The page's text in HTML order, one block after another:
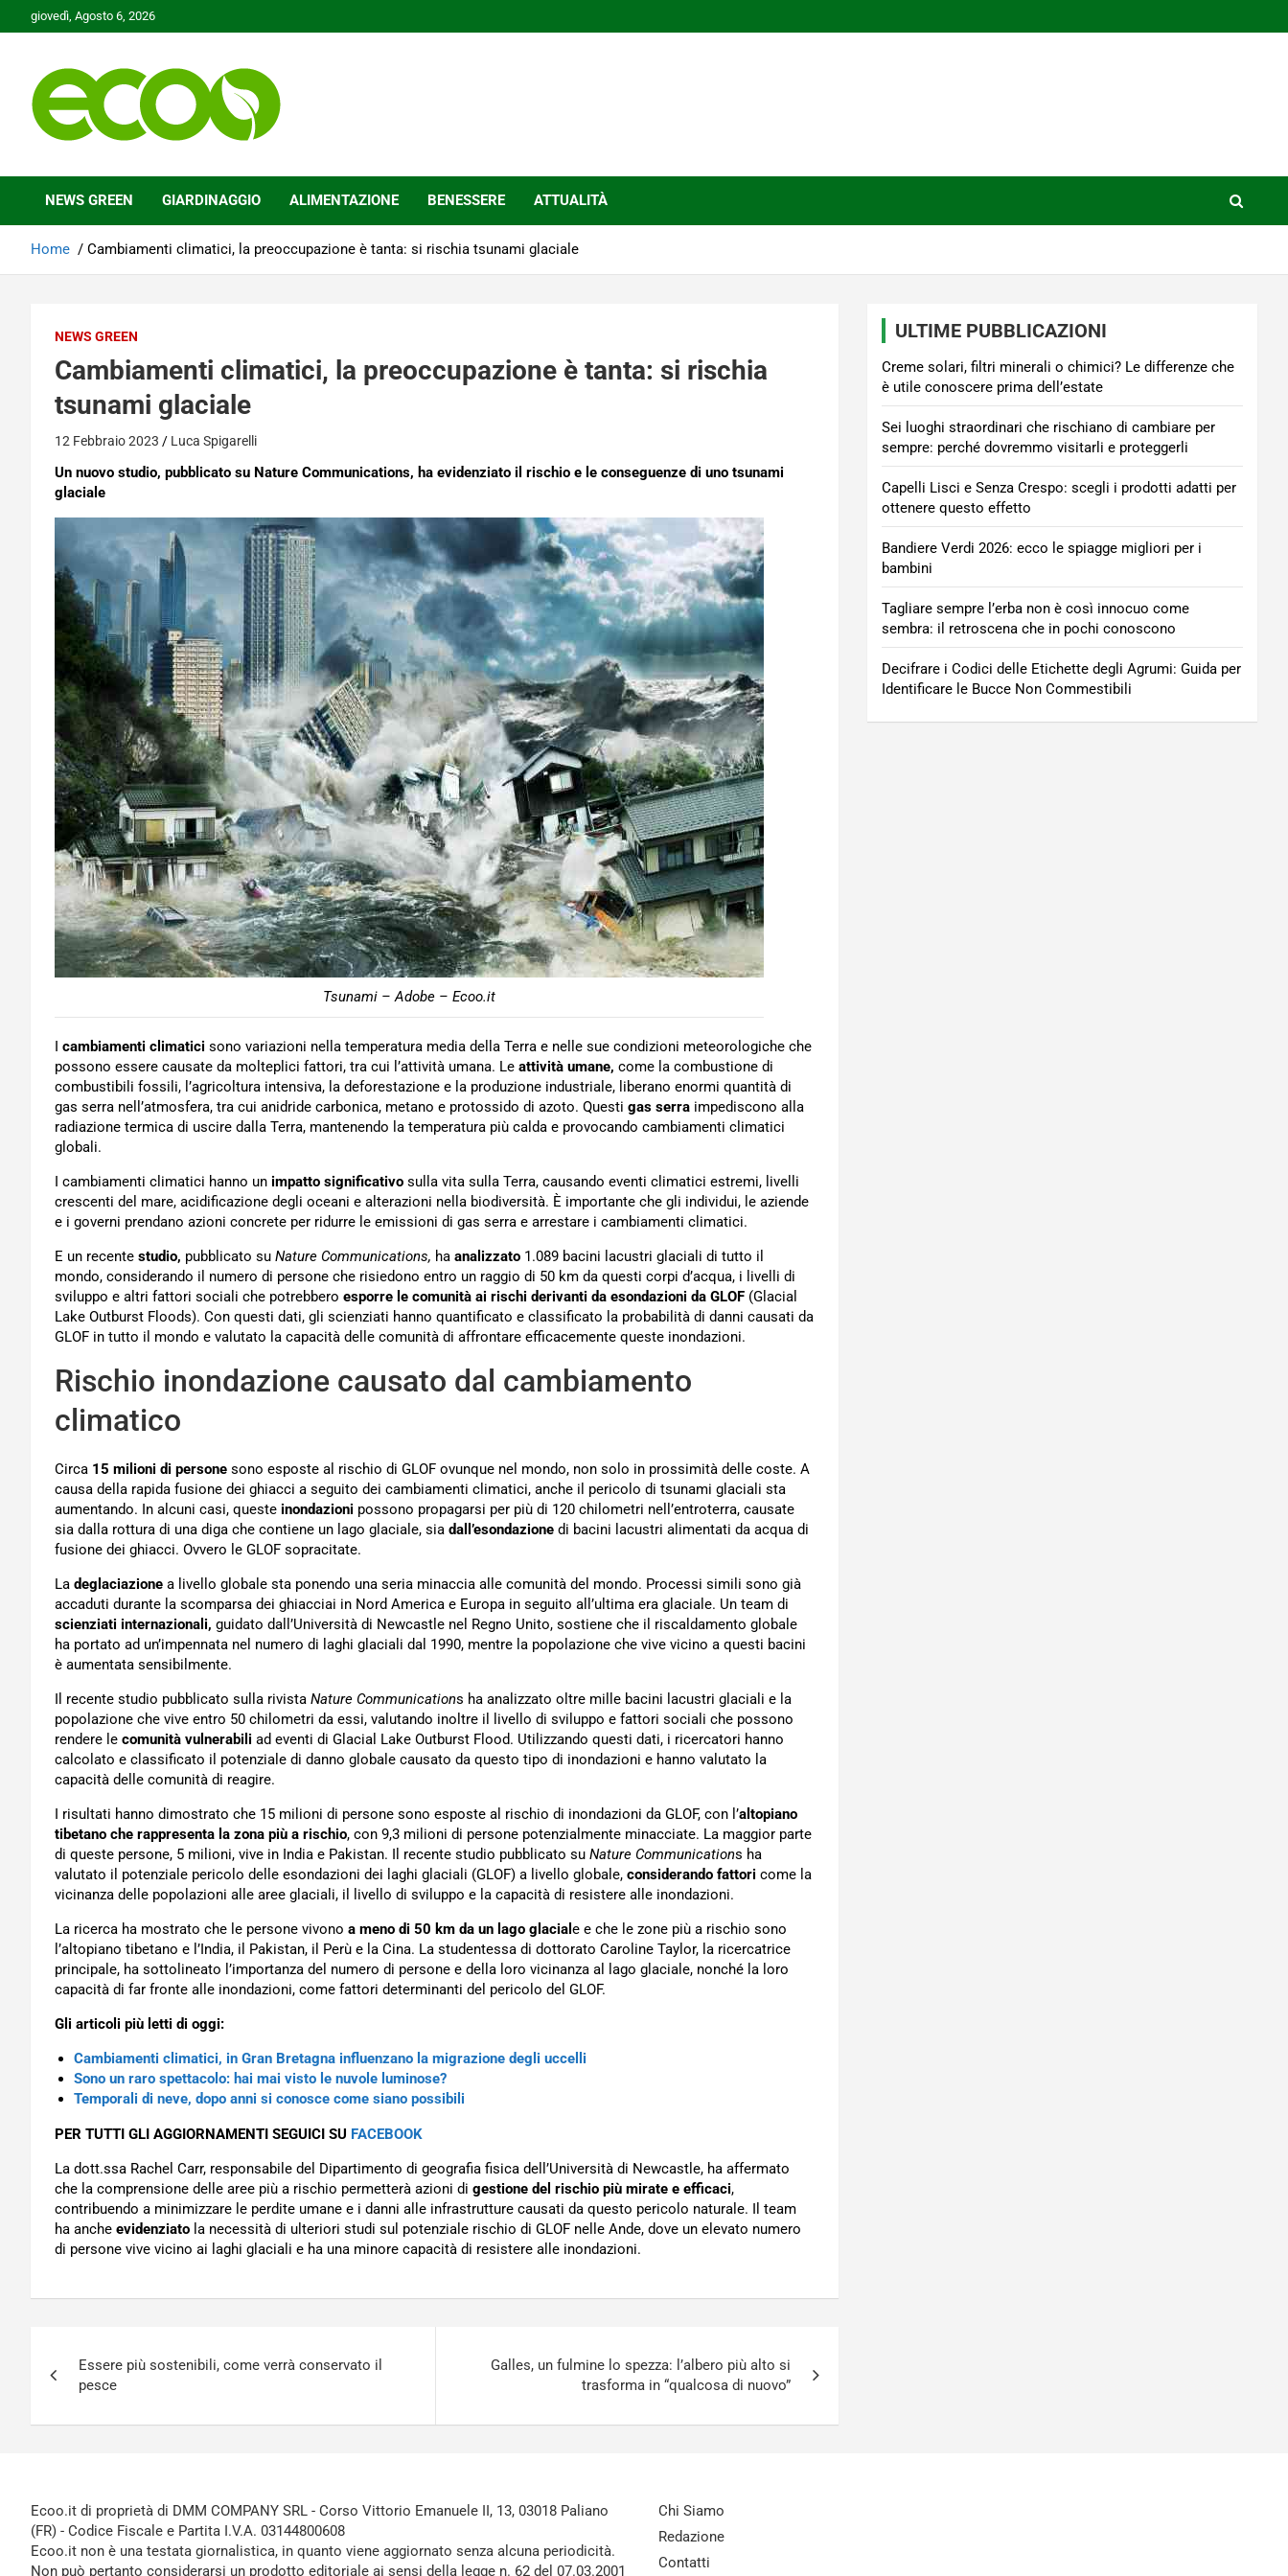
to
giovedì, Agosto 6, 2026
Ecoo.it
NEWS GREEN GIARDINAGGIO ALIMENTAZIONE BENESSERE ATTUALITÀ
Home Cambiamenti climatici, la preoccupazione è tanta: si rischia tsunami glaciale
NEWS GREEN
Cambiamenti climatici, la preoccupazione è tanta: si rischia
tsunami glaciale
12 Febbraio 2023 Luca Spigarelli
Un nuovo studio, pubblicato su Nature Communications, ha evidenziato il rischio e le conseguenze di uno tsunami
glaciale
Tsunami – Adobe – Ecoo.it
I cambiamenti climatici sono variazioni nella temperatura media della Terra e nelle sue condizioni meteorologiche che
possono essere causate da molteplici fattori, tra cui l’attività umana. Le attività umane, come la combustione di
combustibili fossili, l’agricoltura intensiva, la deforestazione e la produzione industriale, liberano enormi quantità di
gas serra nell’atmosfera, tra cui anidride carbonica, metano e protossido di azoto. Questi gas serra impediscono alla
radiazione termica di uscire dalla Terra, mantenendo la temperatura più calda e provocando cambiamenti climatici
globali.
I cambiamenti climatici hanno un impatto significativo sulla vita sulla Terra, causando eventi climatici estremi, livelli
crescenti del mare, acidificazione degli oceani e alterazioni nella biodiversità. È importante che gli individui, le aziende
e i governi prendano azioni concrete per ridurre le emissioni di gas serra e arrestare i cambiamenti climatici.
E un recente studio, pubblicato su Nature Communications, ha analizzato 1.089 bacini lacustri glaciali di tutto il
mondo, considerando il numero di persone che risiedono entro un raggio di 50 km da questi corpi d’acqua, i livelli di
sviluppo e altri fattori sociali che potrebbero esporre le comunità ai rischi derivanti da esondazioni da GLOF (Glacial
Lake Outburst Floods). Con questi dati, gli scienziati hanno quantificato e classificato la probabilità di danni causati da
GLOF in tutto il mondo e valutato la capacità delle comunità di affrontare efficacemente queste inondazioni.
Rischio inondazione causato dal cambiamento
climatico
Circa 15 milioni di persone sono esposte al rischio di GLOF ovunque nel mondo, non solo in prossimità delle coste. A
causa della rapida fusione dei ghiacci a seguito dei cambiamenti climatici, anche il pericolo di tsunami glaciali sta
aumentando. In alcuni casi, queste inondazioni possono propagarsi per più di 120 chilometri nell’entroterra, causate
sia dalla rottura di una diga che contiene un lago glaciale, sia dall’esondazione di bacini lacustri alimentati da acqua di
fusione dei ghiacci. Ovvero le GLOF sopracitate.
La deglaciazione a livello globale sta ponendo una seria minaccia alle comunità del mondo. Processi simili sono già
accaduti durante la scomparsa dei ghiacciai in Nord America e Europa in seguito all’ultima era glaciale. Un team di
scienziati internazionali, guidato dall’Università di Newcastle nel Regno Unito, sostiene che il riscaldamento globale
ha portato ad un’impennata nel numero di laghi glaciali dal 1990, mentre la popolazione che vive vicino a questi bacini
è aumentata sensibilmente.
Il recente studio pubblicato sulla rivista Nature Communications ha analizzato oltre mille bacini lacustri glaciali e la
popolazione che vive entro 50 chilometri da essi, valutando inoltre il livello di sviluppo e fattori sociali che possono
rendere le comunità vulnerabili ad eventi di Glacial Lake Outburst Flood. Utilizzando questi dati, i ricercatori hanno
calcolato e classificato il potenziale di danno globale causato da questo tipo di inondazioni e hanno valutato la
capacità delle comunità di reagire.
I risultati hanno dimostrato che 15 milioni di persone sono esposte al rischio di inondazioni da GLOF, con l’altopiano
tibetano che rappresenta la zona più a rischio, con 9,3 milioni di persone potenzialmente minacciate. La maggior parte
di queste persone, 5 milioni, vive in India e Pakistan. Il recente studio pubblicato su Nature Communications ha
valutato il potenziale pericolo delle esondazioni dei laghi glaciali (GLOF) a livello globale, considerando fattori come la
vicinanza delle popolazioni alle aree glaciali, il livello di sviluppo e la capacità di resistere alle inondazioni.
La ricerca ha mostrato che le persone vivono a meno di 50 km da un lago glacial e e che le zone più a rischio sono
l’altopiano tibetano e l’India, il Pakistan, il Perù e la Cina. La studentessa di dottorato Caroline Taylor, la ricercatrice
principale, ha sottolineato l’importanza del numero di persone e della loro vicinanza al lago glaciale, nonché la loro
capacità di far fronte alle inondazioni, come fattori determinanti del pericolo del GLOF.
Gli articoli più letti di oggi:
Cambiamenti climatici, in Gran Bretagna influenzano la migrazione degli uccelli
Sono un raro spettacolo: hai mai visto le nuvole luminose?
Temporali di neve, dopo anni si conosce come siano possibili
PER TUTTI GLI AGGIORNAMENTI SEGUICI SU FACEBOOK
La dott.ssa Rachel Carr, responsabile del Dipartimento di geografia fisica dell’Università di Newcastle, ha affermato
che la comprensione delle aree più a rischio permetterà azioni di gestione del rischio più mirate e efficaci,
contribuendo a minimizzare le perdite umane e i danni alle infrastrutture causati da questo pericolo naturale. Il team
ha anche evidenziato la necessità di ulteriori studi sul potenziale rischio di GLOF nelle Ande, dove un elevato numero
di persone vive vicino ai laghi glaciali e ha una minore capacità di resistere alle inondazioni.
articoli
Essere più sostenibili, come verrà conservato il
pesce
Galles, un fulmine lo spezza: l’albero più alto si
trasforma in “qualcosa di nuovo”
ULTIME PUBBLICAZIONI
Creme solari, filtri minerali o chimici? Le differenze che
è utile conoscere prima dell’estate
Sei luoghi straordinari che rischiano di cambiare per
sempre: perché dovremmo visitarli e proteggerli
Capelli Lisci e Senza Crespo: scegli i prodotti adatti per
ottenere questo effetto
Bandiere Verdi 2026: ecco le spiagge migliori per i
bambini
Tagliare sempre l’erba non è così innocuo come
sembra: il retroscena che in pochi conoscono
Decifrare i Codici delle Etichette degli Agrumi: Guida per
Identificare le Bucce Non Commestibili
Ecoo.it di proprietà di DMM COMPANY SRL - Corso Vittorio Emanuele II, 13, 03018 Paliano
(FR) - Codice Fiscale e Partita I.V.A. 03144800608
Ecoo.it non è una testata giornalistica, in quanto viene aggiornato senza alcuna periodicità.
Non può pertanto considerarsi un prodotto editoriale ai sensi della legge n. 62 del 07.03.2001
Chi Siamo
Redazione
Contatti